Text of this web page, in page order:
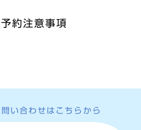
約注意事項
い合わせはこちらから